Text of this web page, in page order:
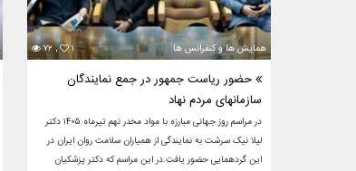
۷۲ , ۱ همایش ها و کنفرانس ها
حضور ریاست جمهور در جمع نمایندگان
سازمانهای مردم نهاد
در مراسم روز جهانی مبارزه با مواد مخدر نهم تیرماه ۱۴۰۵ دکتر
لیلا نیک سرشت به نمایندگی از همیاران سلامت روان ایران در
این گردهمایی حضور یافت.در این‌ مراسم که دکتر پزشکیان